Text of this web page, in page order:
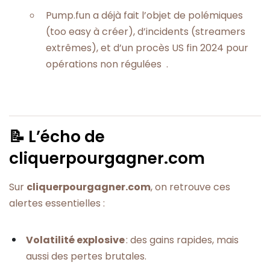
Pump.fun a déjà fait l’objet de polémiques
(too easy à créer), d’incidents (streamers
extrêmes), et d’un procès US fin 2024 pour
opérations non régulées .
📝 L’écho de
cliquerpourgagner.com
Sur cliquerpourgagner.com, on retrouve ces
alertes essentielles :
Volatilité explosive: des gains rapides, mais
aussi des pertes brutales.